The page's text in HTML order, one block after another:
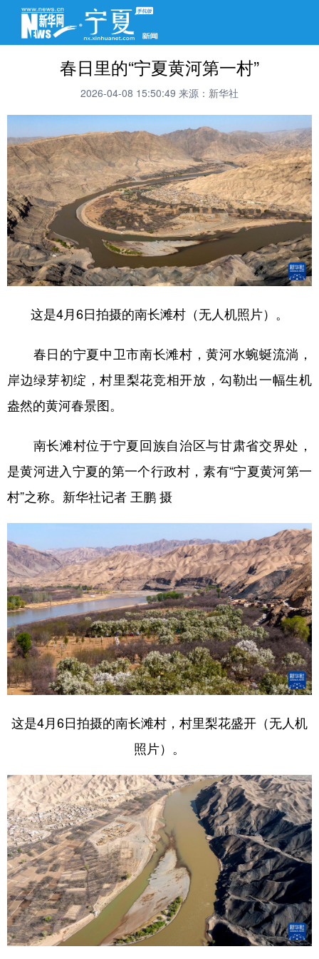
春日里的“宁夏黄河第一村”
2026-04-08 15:50:49 来源：新华社
这是4月6日拍摄的南长滩村（无人机照片）。
春日的宁夏中卫市南长滩村，黄河水蜿蜒流淌，
岸边绿芽初绽，村里梨花竞相开放，勾勒出一幅生机
盎然的黄河春景图。
南长滩村位于宁夏回族自治区与甘肃省交界处，
是黄河进入宁夏的第一个行政村，素有“宁夏黄河第一
村”之称。新华社记者 王鹏 摄
这是4月6日拍摄的南长滩村，村里梨花盛开（无人机
照片）。